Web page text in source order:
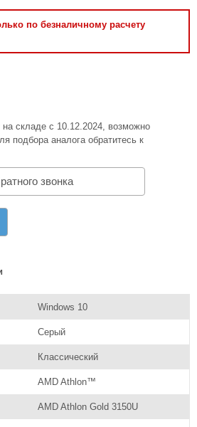
по безналичному расчету
на складе с 10.12.2024, возможно
подбора аналога обратитесь к
звонка
Windows 10
Серый
Классический
AMD Athlon™
AMD Athlon Gold 3150U